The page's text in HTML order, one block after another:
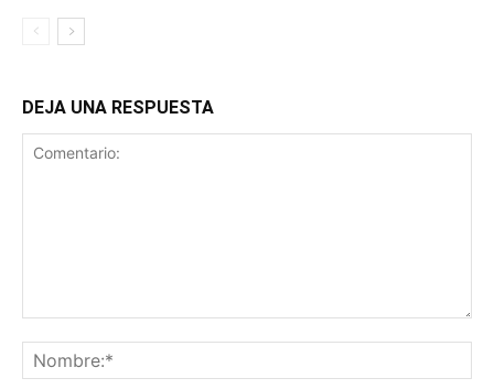
DEJA UNA RESPUESTA